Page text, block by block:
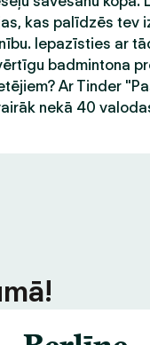
kas palīdzēs tev
Iepazīsties ar
badmintona
Ar Tinder
nekā 40